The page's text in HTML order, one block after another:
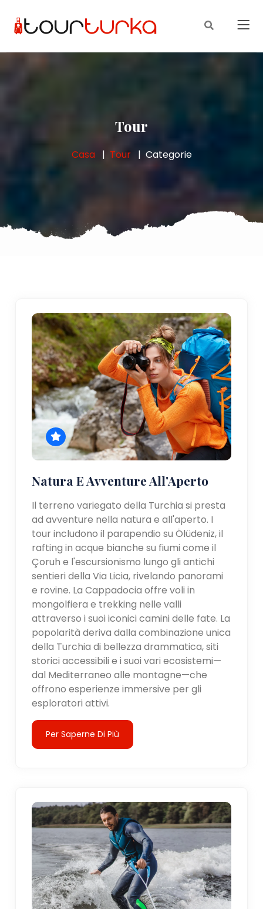
Tour
Casa Tour Categorie
Natura E Avventure All'Aperto
Il terreno variegato della Turchia si presta
ad avventure nella natura e all'aperto. I
tour includono il parapendio su Ölüdeniz, il
rafting in acque bianche su fiumi come il
Çoruh e l'escursionismo lungo gli antichi
sentieri della Via Licia, rivelando panorami
e rovine. La Cappadocia offre voli in
mongolfiera e trekking nelle valli
attraverso i suoi iconici camini delle fate. La
popolarità deriva dalla combinazione unica
della Turchia di bellezza drammatica, siti
storici accessibili e i suoi vari ecosistemi—
dal Mediterraneo alle montagne—che
offrono esperienze immersive per gli
esploratori attivi.
Per Saperne Di Più